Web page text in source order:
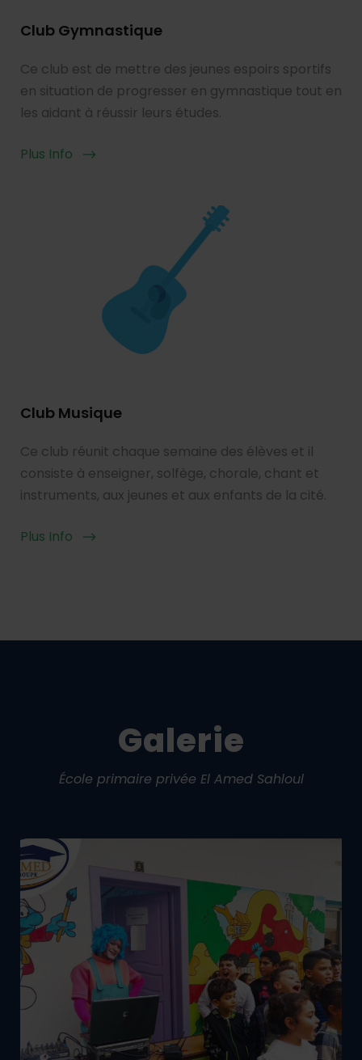
Club Gymnastique
Ce club est de mettre des jeunes espoirs sportifs
en situation de progresser en gymnastique tout en
les aidant à réussir leurs études.
Plus Info
Club Musique
Ce club réunit chaque semaine des élèves et il
consiste à enseigner, solfège, chorale, chant et
instruments, aux jeunes et aux enfants de la cité.
Plus Info
Galerie
École primaire privée El Amed Sahloul